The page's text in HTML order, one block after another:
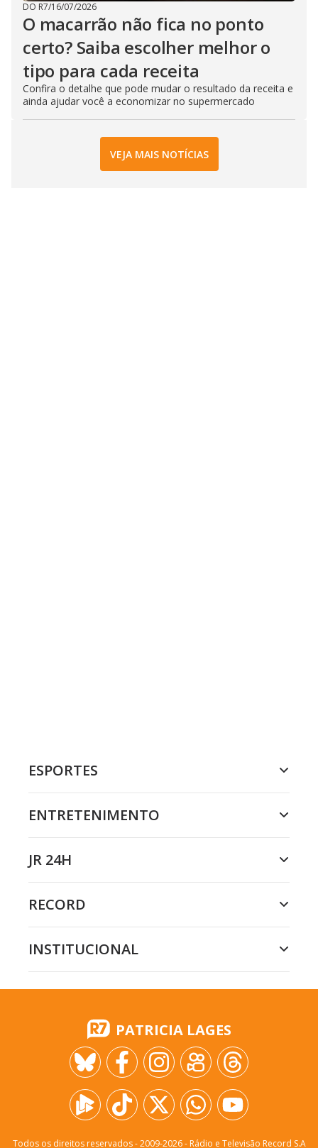
DO R7/16/07/2026
O macarrão não fica no ponto
certo? Saiba escolher melhor o
tipo para cada receita
Confira o detalhe que pode mudar o resultado da receita e
ainda ajudar você a economizar no supermercado
VEJA MAIS NOTÍCIAS
ESPORTES
ENTRETENIMENTO
JR 24H
RECORD
INSTITUCIONAL
PATRICIA LAGES
Todos os direitos reservados - 2009-2026- Rádio e Televisão Record S.A